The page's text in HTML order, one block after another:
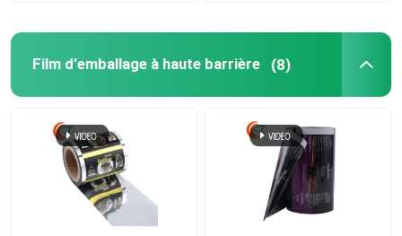
Film d'emballage à haute barrière (8)